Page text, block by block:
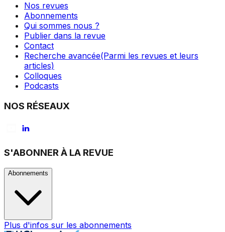
Nos revues
Abonnements
Qui sommes nous ?
Publier dans la revue
Contact
Recherche avancée(Parmi les revues et leurs
articles)
Colloques
Podcasts
NOS RÉSEAUX
S'ABONNER À LA REVUE
Abonnements
Plus d'infos sur les abonnements